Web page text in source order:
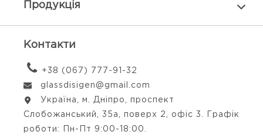
Продукцiя
Контакти
+38 (067) 777-91-32
glassdisigen@gmail.com
Україна, м. Дніпро, проспект
Слобожанський, 35а, поверх 2, офіс 3. Графік
роботи: Пн-Пт 9:00-18:00.